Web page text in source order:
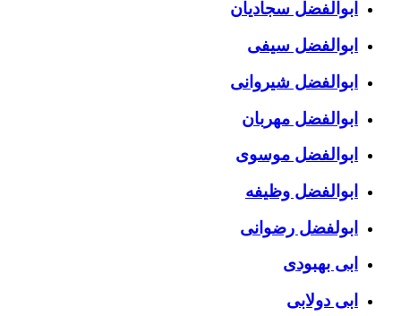
ابوالفضل سجادیان
ابوالفضل سیفی
ابوالفضل شیروانی
ابوالفضل مهربان
ابوالفضل موسوی
ابوالفضل وظیفه
ابولفضل رضوانی
ابی بهبودی
ابی دولابی